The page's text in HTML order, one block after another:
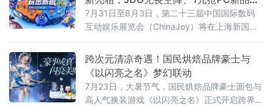
你来
7月31日至8月3日，第二十三届中国国际数码
互动娱乐展览会（ChinaJoy）将在上海新国际
新升级的“咪咕游戏”品牌重磅亮相，锚定“高品
质益智健康游戏社区”全新定位，以精品游戏体
验、AI科技创新、趣味互动福利与电竞演艺活
动，为玩家打造一站式沉浸式逛展体验。
跨次元清凉奇遇！国民烘焙品牌豪士与
《以闪亮之名》梦幻联动
7月23日，大暑节气，国民烘焙品牌豪士面包与
高人气换装游戏《以闪亮之名》正式开启跨界